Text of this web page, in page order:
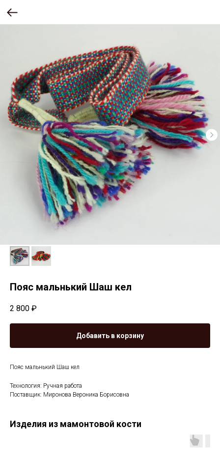
Пояс мальнький Шаш кел
2 800 ₽
Добавить в корзину
Пояс мальнький Шаш кел
Технология: Ручная работа
Поставщик: Миронова Вероника Борисовна
Изделия из мамонтовой кости